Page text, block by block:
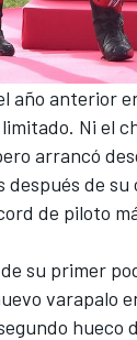
año anterior
Ni el
arrancó
después de
de piloto
su primer
varapalo
hueco